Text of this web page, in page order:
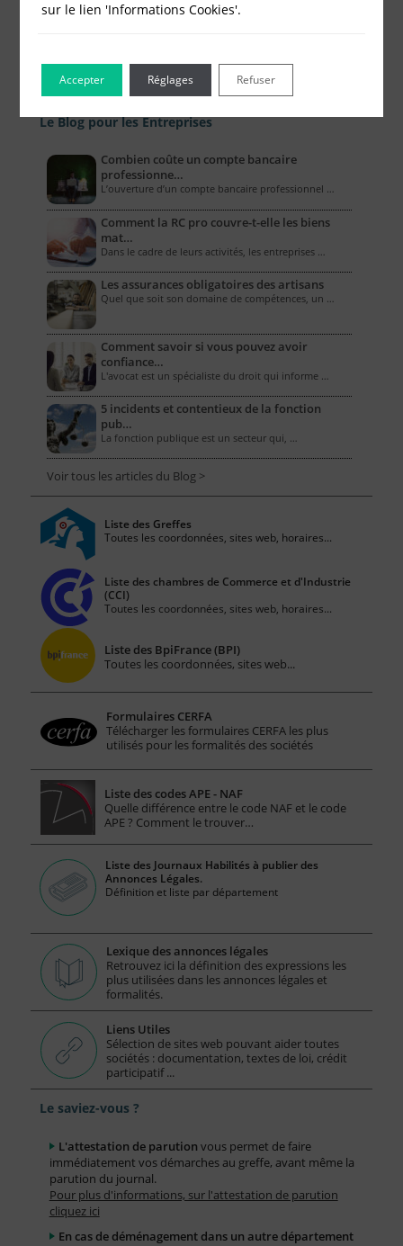
Le Blog pour les Entreprises
Combien coûte un compte bancaire
professionne…
L’ouverture d’un compte bancaire professionnel …
Comment la RC pro couvre-t-elle les biens
mat…
Dans le cadre de leurs activités, les entreprises …
Les assurances obligatoires des artisans
Quel que soit son domaine de compétences, un …
Comment savoir si vous pouvez avoir
confiance…
L'avocat est un spécialiste du droit qui informe …
5 incidents et contentieux de la fonction
pub…
La fonction publique est un secteur qui, …
Voir tous les articles du Blog >
Liste des Greffes
Toutes les coordonnées, sites web, horaires...
Liste des chambres de Commerce et d'Industrie
(CCI)
Toutes les coordonnées, sites web, horaires...
Liste des BpiFrance (BPI)
Toutes les coordonnées, sites web...
Formulaires CERFA
Télécharger les formulaires CERFA les plus
utilisés pour les formalités des sociétés
Liste des codes APE - NAF
Quelle différence entre le code NAF et le code
APE ? Comment le trouver…
Liste des Journaux Habilités à publier des
Annonces Légales.
Définition et liste par département
Lexique des annonces légales
Retrouvez ici la définition des expressions les
plus utilisées dans les annonces légales et
formalités.
Liens Utiles
Sélection de sites web pouvant aider toutes
sociétés : documentation, textes de loi, crédit
participatif ...
Le saviez-vous ?
L'attestation de parution vous permet de faire
immédiatement vos démarches au greffe, avant même la
parution du journal.
Pour plus d'informations, sur l'attestation de parution
cliquez ici
En cas de déménagement dans un autre département
sur le lien 'Informations Cookies'.
Accepter Refuser
Réglages